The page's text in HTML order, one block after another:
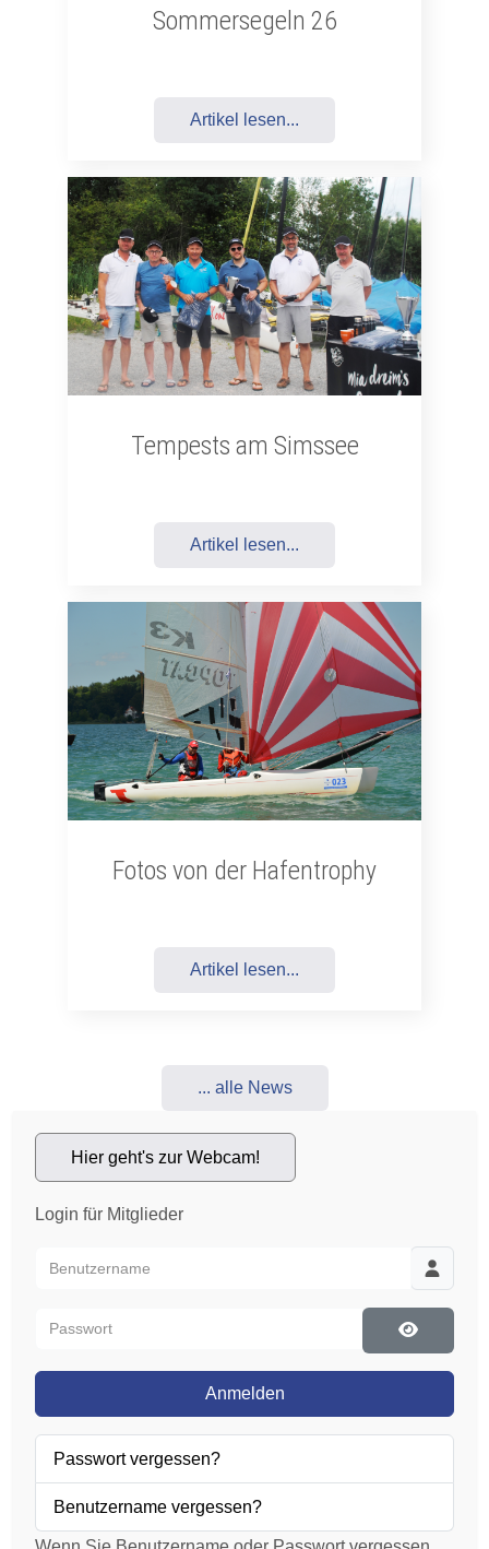
Sommersegeln 26
Artikel lesen...
Tempests am Simssee
Artikel lesen...
Fotos von der Hafentrophy
Artikel lesen...
... alle News
Hier geht's zur Webcam!
Login für Mitglieder
Benutzername
Passwort
Passwort
Anmelden
Passwort vergessen?
Benutzername vergessen?